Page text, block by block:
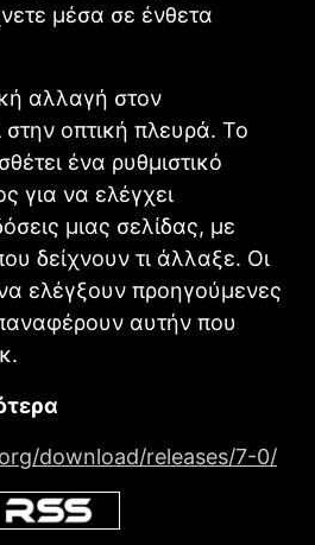
μέσα σε ένθετα
αλλαγή στον
στην οπτική πλευρά. Το
ένα ρυθμιστικό
για να ελέγχει
μιας σελίδας, με
δείχνουν τι άλλαξε. Οι
ελέγξουν προηγούμενες
αυτήν που
download/releases/7-0/